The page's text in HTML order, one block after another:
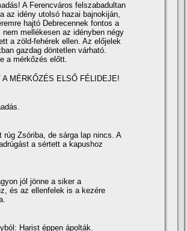
A Ferencváros felszabadultan
az idény utolsó hazai bajnokiján,
hajtó Debrecennek fontos a
nem mellékesen az idényben négy
a zöld-fehérek ellen. Az előjelek
gazdag döntetlen várható.
a mérkőzés előtt.
A MÉRKŐZÉS ELSŐ FÉLIDEJE!
rúg Zsóriba, de sárga lap nincs. A
a sértett a kapushoz
jól jönne a siker a
és az ellenfelek is a kezére
Harist éppen ápolták.